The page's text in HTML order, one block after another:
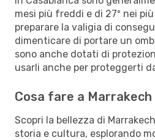
mesi più freddi e di 27º nei
preparare la valigia di
dimenticare di portare un
sono anche dotati di
usarli anche per proteggerti
Cosa fare a Marrakech
Scopri la bellezza di
storia e cultura, esplorando